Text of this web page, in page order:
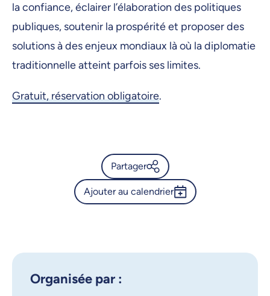
la confiance, éclairer l’élaboration des politiques
publiques, soutenir la prospérité et proposer des
solutions à des enjeux mondiaux là où la diplomatie
traditionnelle atteint parfois ses limites.
Gratuit, réservation obligatoire.
Partager
Calendrier de l’Université de
Ajouter au calendrier
Organisée par :